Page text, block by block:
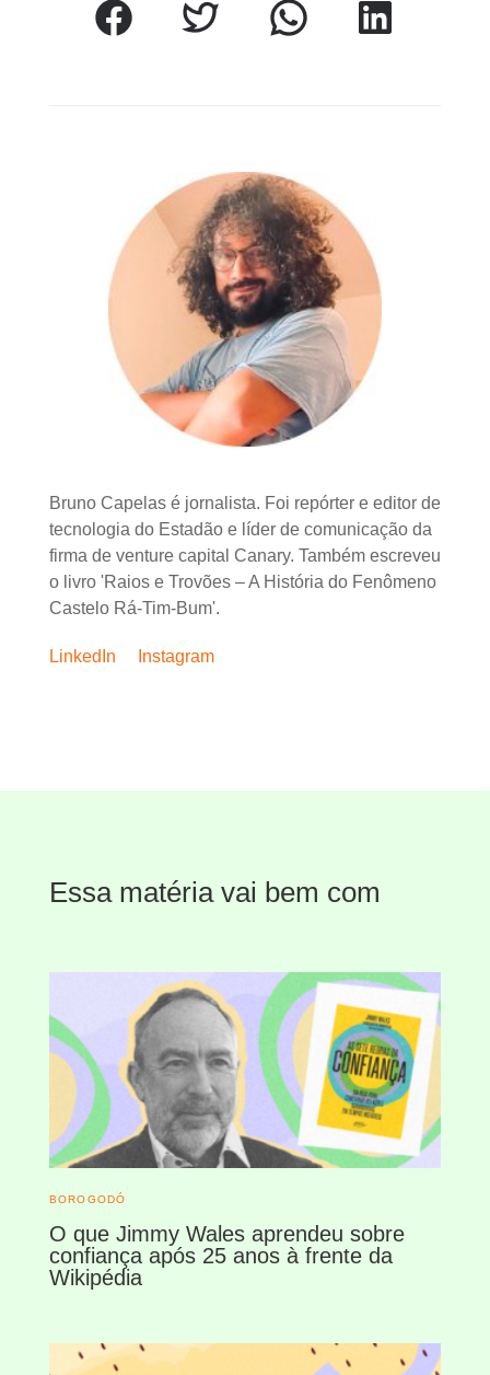
Bruno Capelas é jornalista. Foi repórter e editor de
tecnologia do Estadão e líder de comunicação da
firma de venture capital Canary. Também escreveu
o livro 'Raios e Trovões – A História do Fenômeno
Castelo Rá-Tim-Bum'.
LinkedIn Instagram
Essa matéria vai bem com
BOROGODÓ
O que Jimmy Wales aprendeu sobre
confiança após 25 anos à frente da
Wikipédia